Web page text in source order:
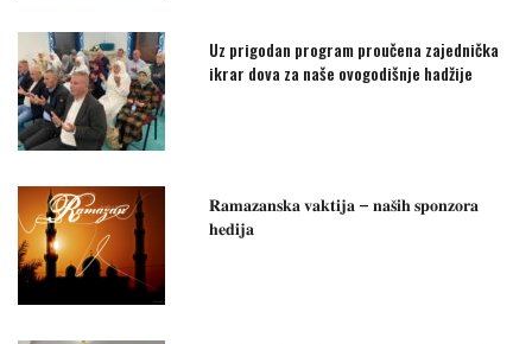
Uz prigodan program proučena zajednička
ikrar dova za naše ovogodišnje hadžije
𝐑𝐚𝐦𝐚𝐳𝐚𝐧𝐬𝐤𝐚 𝐯𝐚𝐤𝐭𝐢𝐣𝐚 – 𝐧𝐚𝐬̌𝐢𝐡 𝐬𝐩𝐨𝐧𝐳𝐨𝐫𝐚
𝐡𝐞𝐝𝐢𝐣𝐚